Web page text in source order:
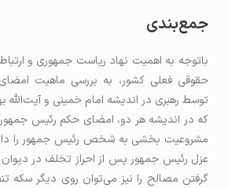
جمع‌بندی
باتوجه به اهمیت نهاد ریاست جمهوری و
حقوقی فعلی کشور، به بررسی ماهیت
توسط رهبری در اندیشه امام خمینی و آیت‌الله
که در اندیشه هر دو، امضای حکم رئیس جمهور
مشروعیت بخشی به شخص رئیس جمهور را
عزل رئیس جمهور پس از احراز تخلف در
گرفتن مصالح را نیز می‌توان روی دیگر سکه